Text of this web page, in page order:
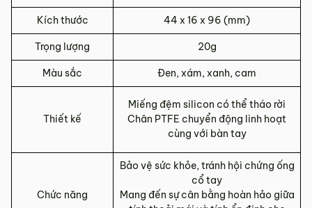
Kích thước 44 x 16 x 96 (mm)
Trọng lượng 20g
Màu sắc Đen, xám, xanh, cam
Thiết kế
Miếng đệm silicon có thể tháo rời
Chân PTFE chuyển động linh hoạt
cùng với bàn tay
Chức năng
Bảo vệ sức khỏe, tránh hội chứng ống
cổ tay
Mang đến sự cân bằng hoàn hảo giữa